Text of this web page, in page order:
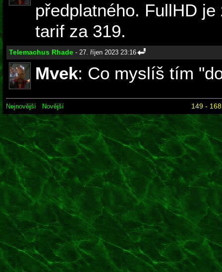
předplatného. FullHD
tarif za 319.
Telemachus Rhade - 27. říjen 2023 23:16
Mvek: Co myslíš tím
Nejnovější Novější 149 -